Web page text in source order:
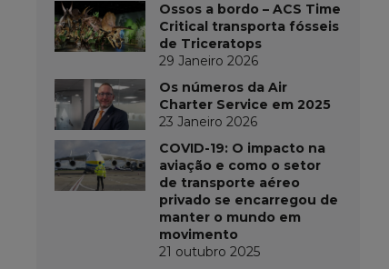
Ossos a bordo – ACS Time
Critical transporta fósseis
de Triceratops
29 Janeiro 2026
Os números da Air
Charter Service em 2025
23 Janeiro 2026
COVID-19: O impacto na
aviação e como o setor
de transporte aéreo
privado se encarregou de
manter o mundo em
movimento
21 outubro 2025